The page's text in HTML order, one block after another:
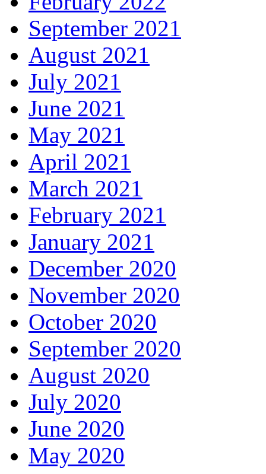
September 2021
August 2021
July 2021
June 2021
May 2021
April 2021
March 2021
February 2021
January 2021
December 2020
November 2020
October 2020
September 2020
August 2020
July 2020
June 2020
May 2020